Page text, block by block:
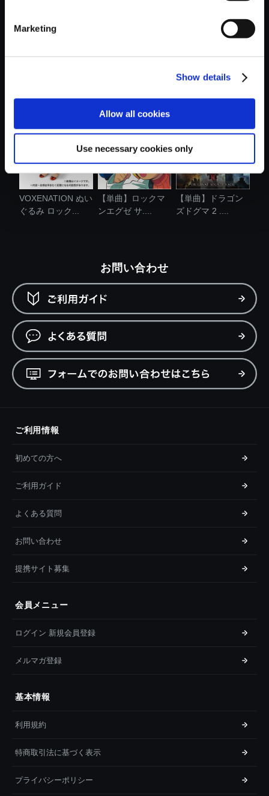
Marketing
Show details
Allow all cookies
Use necessary cookies only
【単曲】ロックマ
VOXENATION ぬい
ぐるみ ロック...
【単曲】ロックマ
ンエグゼ サ....
【単曲】ドラゴン
ズドグマ 2 ....
お問い合わせ
ご利用情報
初めての方へ
ご利用ガイド
よくある質問
お問い合わせ
提携サイト募集
会員メニュー
ログイン 新規会員登録
メルマガ登録
基本情報
利用規約
特商取引法に基づく表示
プライバシーポリシー